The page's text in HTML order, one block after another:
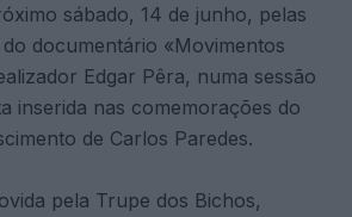
sábado, 14 de junho, pelas
documentário «Movimentos
Edgar Pêra, numa sessão
inserida nas comemorações do
de Carlos Paredes.
pela Trupe dos Bichos,